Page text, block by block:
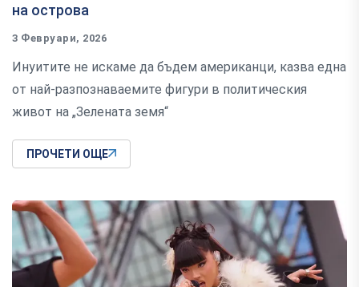
на острова
3 Февруари, 2026
Инуитите не искаме да бъдем американци, казва една
от най-разпознаваемите фигури в политическия
живот на „Зелената земя“
ПРОЧЕТИ ОЩЕ